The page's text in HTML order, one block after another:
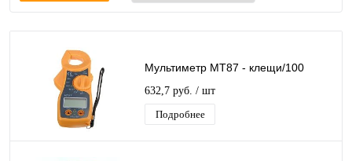
Мультиметр MT87 - клещи/100
632,7 руб. / шт
Подробнее